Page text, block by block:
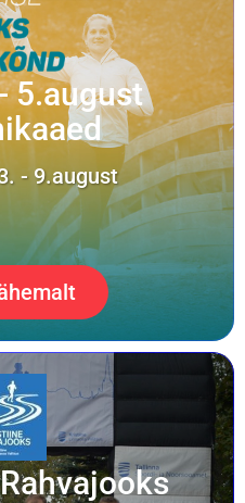
5.august
- 9.august